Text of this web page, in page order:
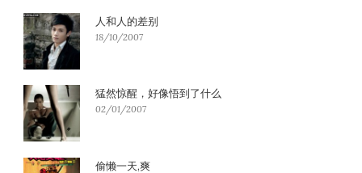
人和人的差别
18/10/2007
猛然惊醒，好像悟到了什么
02/01/2007
偷懒一天,爽